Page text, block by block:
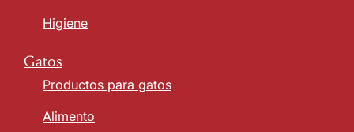
Higiene
Gatos
Productos para gatos
Alimento